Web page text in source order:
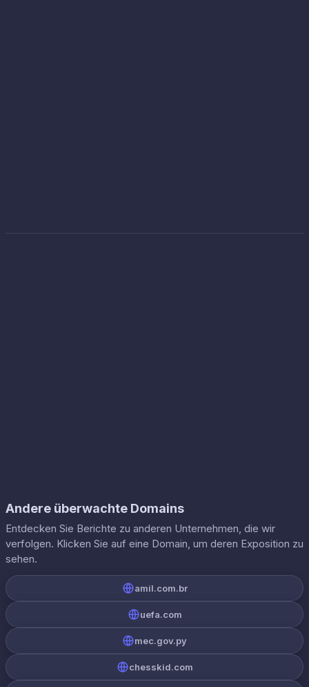
Andere überwachte Domains
Entdecken Sie Berichte zu anderen Unternehmen, die wir
verfolgen. Klicken Sie auf eine Domain, um deren Exposition zu
sehen.
amil.com.br
uefa.com
mec.gov.py
chesskid.com